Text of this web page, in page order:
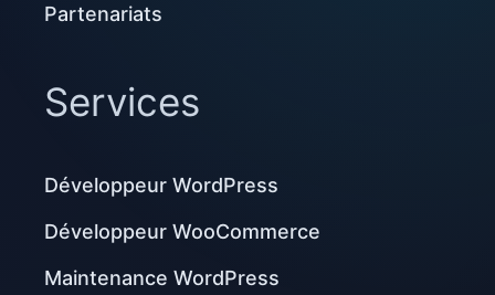
Partenariats
Services
Développeur WordPress
Développeur WooCommerce
Maintenance WordPress